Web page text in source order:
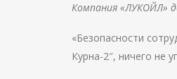
Компания «ЛУКОЙЛ»
«Безопасности
Курна-2″, ничего не